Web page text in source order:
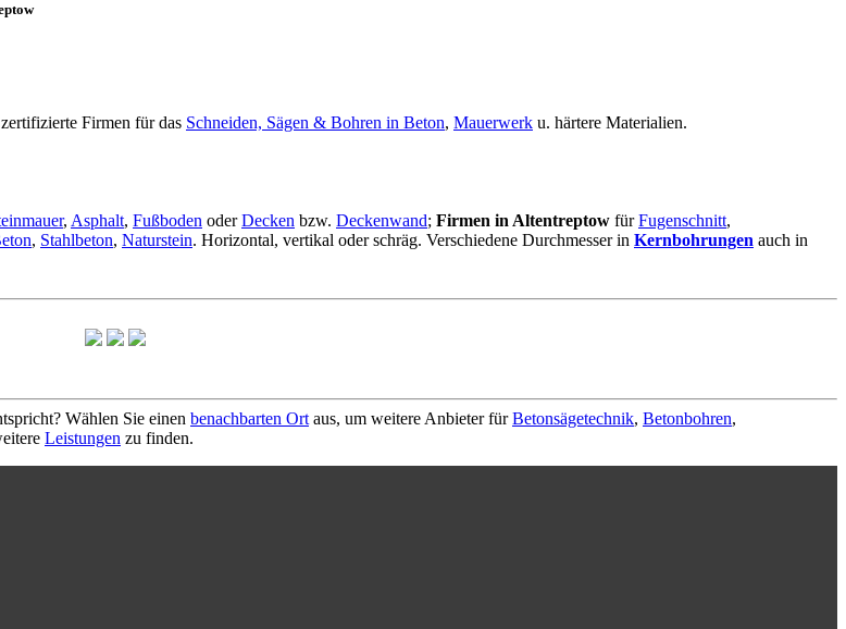
Firmen für das Schneiden, Sägen & Bohren in Beton, Mauerwerk u. härtere Materialien.
, Asphalt, Fußboden oderDecken bzw. Deckenwand; Firmen in Altentreptow fürFugenschnitt,
, Stahlbeton, Naturstein. Horizontal, vertikal oder schräg. Verschiedene Durchmesser in Kernbohrungen auch in
Wählen Sie einen benachbarten Ort aus, um weitere Anbieter fürBetonsägetechnik, Betonbohren,
Leistungen zu finden.